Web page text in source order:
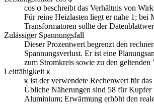
cos φ beschreibt das Verhältnis von
Für reine Heizlasten liegt er nahe 1; bei
Transformatoren sollte der
Zulässiger Spannungsfall
Dieser Prozentwert begrenzt den
Spannungsverlust. Er ist eine
zum Stromkreis sowie zu den geltenden
Leitfähigkeit κ
κ ist der verwendete Rechenwert für
Übliche Näherungen sind 58 für Kupfer
Aluminium; Erwärmung erhöht den